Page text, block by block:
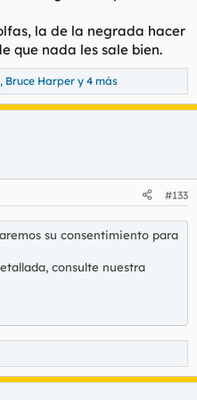
la de la negrada hacer
que nada les sale bien.
, Bruce Harper y 4 más
#133
su consentimiento para
consulte nuestra